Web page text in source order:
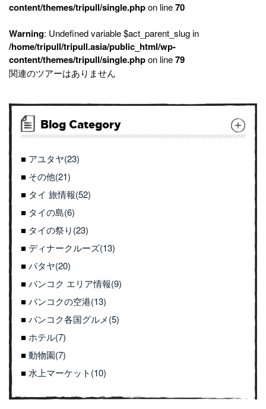
content/themes/tripull/single.phpon line70
Warning: Undefined variable $act_parent_slug in
/home/tripull/tripull.asia/public_html/wp-
content/themes/tripull/single.phpon line79
関連のツアーはありません
Blog Category
アユタヤ(23)
その他(21)
タイ 旅情報(52)
タイの島(6)
タイの祭り(23)
ディナークルーズ(13)
パタヤ(20)
バンコク エリア情報(9)
バンコクの空港(13)
バンコク各国グルメ(5)
ホテル(7)
動物園(7)
水上マーケット(10)